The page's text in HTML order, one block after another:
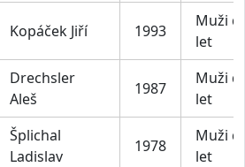
Kopáček Jiří 1993
Muži
let
Drechsler
Aleš
1987
Muži
let
Šplichal
Ladislav
1978
Muži
let